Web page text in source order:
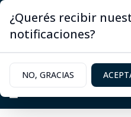
¿Querés recibir
notificaciones?
NO, GRACIAS